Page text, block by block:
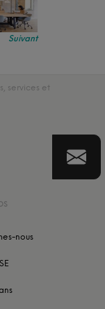
Suivant
services et
nous